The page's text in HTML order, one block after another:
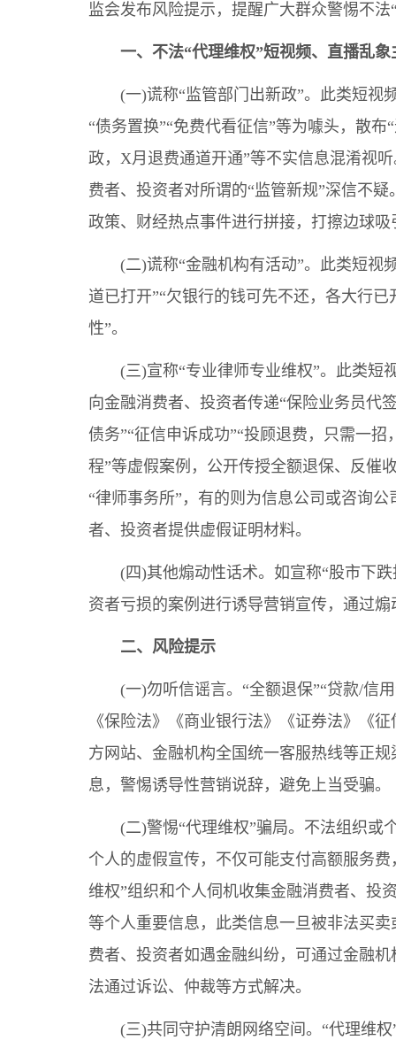
监会发布风险提示，提醒广大群众警惕不
一、不法“代理维权”短视频、直播乱象
(一)谎称“监管部门出新政”。此类短视频
“债务置换”“免费代看征信”等为噱头，散
政，X月退费通道开通”等不实信息混淆视
费者、投资者对所谓的“监管新规”深信不
政策、财经热点事件进行拼接，打擦边球
(二)谎称“金融机构有活动”。此类短视频
道已打开”“欠银行的钱可先不还，各大行
性”。
(三)宣称“专业律师专业维权”。此类短视
向金融消费者、投资者传递“保险业务员代
债务”“征信申诉成功”“投顾退费，只需一
程”等虚假案例，公开传授全额退保、反催
“律师事务所”，有的则为信息公司或咨询
者、投资者提供虚假证明材料。
(四)其他煽动性话术。如宣称“股市下跌
资者亏损的案例进行诱导营销宣传，通过
二、风险提示
(一)勿听信谣言。“全额退保”“贷款/信用
《保险法》《商业银行法》《证券法》《
方网站、金融机构全国统一客服热线等正
息，警惕诱导性营销说辞，避免上当受骗。
(二)警惕“代理维权”骗局。不法组织或个
个人的虚假宣传，不仅可能支付高额服务
维权”组织和个人伺机收集金融消费者、投
等个人重要信息，此类信息一旦被非法买
费者、投资者如遇金融纠纷，可通过金融
法通过诉讼、仲裁等方式解决。
(三)共同守护清朗网络空间。“代理维权”